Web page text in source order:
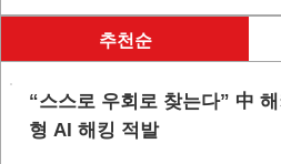
추천순
“스스로 우회로 찾는다” 中
형 AI 해킹 적발